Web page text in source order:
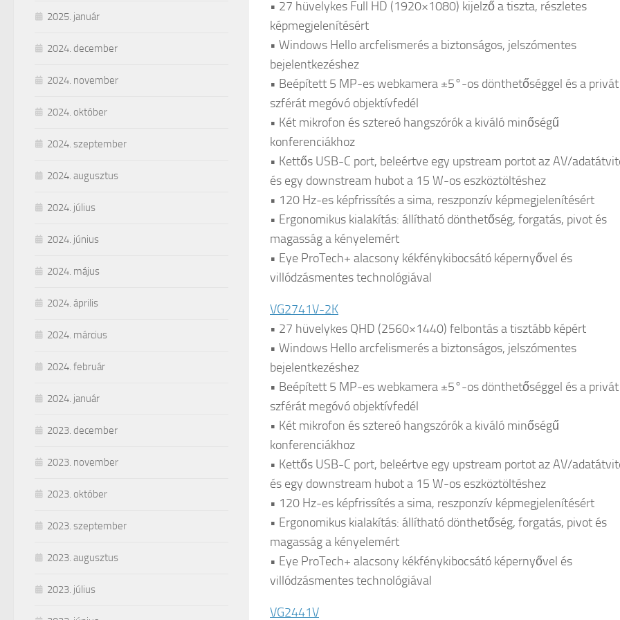
• 27 hüvelykes Full HD (1920×1080) kijelző a tiszta, részletes
képmegjelenítésért
• Windows Hello arcfelismerés a biztonságos, jelszómentes
bejelentkezéshez
• Beépített 5 MP-es webkamera ±5°-os dönthetőséggel és a privát
szférát megóvó objektívfedél
• Két mikrofon és sztereó hangszórók a kiváló minőségű
konferenciákhoz
• Kettős USB-C port, beleértve egy upstream portot az AV/
és egy downstream hubot a 15 W-os eszköztöltéshez
• 120 Hz-es képfrissítés a sima, reszponzív képmegjelenítésért
• Ergonomikus kialakítás: állítható dönthetőség, forgatás, pivot és
magasság a kényelemért
• Eye ProTech+ alacsony kékfénykibocsátó képernyővel és
villódzásmentes technológiával
VG2741V-2K
• 27 hüvelykes QHD (2560×1440) felbontás a tisztább képért
• Windows Hello arcfelismerés a biztonságos, jelszómentes
bejelentkezéshez
• Beépített 5 MP-es webkamera ±5°-os dönthetőséggel és a privát
szférát megóvó objektívfedél
• Két mikrofon és sztereó hangszórók a kiváló minőségű
konferenciákhoz
• Kettős USB-C port, beleértve egy upstream portot az AV/
és egy downstream hubot a 15 W-os eszköztöltéshez
• 120 Hz-es képfrissítés a sima, reszponzív képmegjelenítésért
• Ergonomikus kialakítás: állítható dönthetőség, forgatás, pivot és
magasság a kényelemért
• Eye ProTech+ alacsony kékfénykibocsátó képernyővel és
villódzásmentes technológiával
VG2441V
2025. január
2024. december
2024. november
2024. október
2024. szeptember
2024. augusztus
2024. július
2024. június
2024. május
2024. április
2024. március
2024. február
2024. január
2023. december
2023. november
2023. október
2023. szeptember
2023. augusztus
2023. július